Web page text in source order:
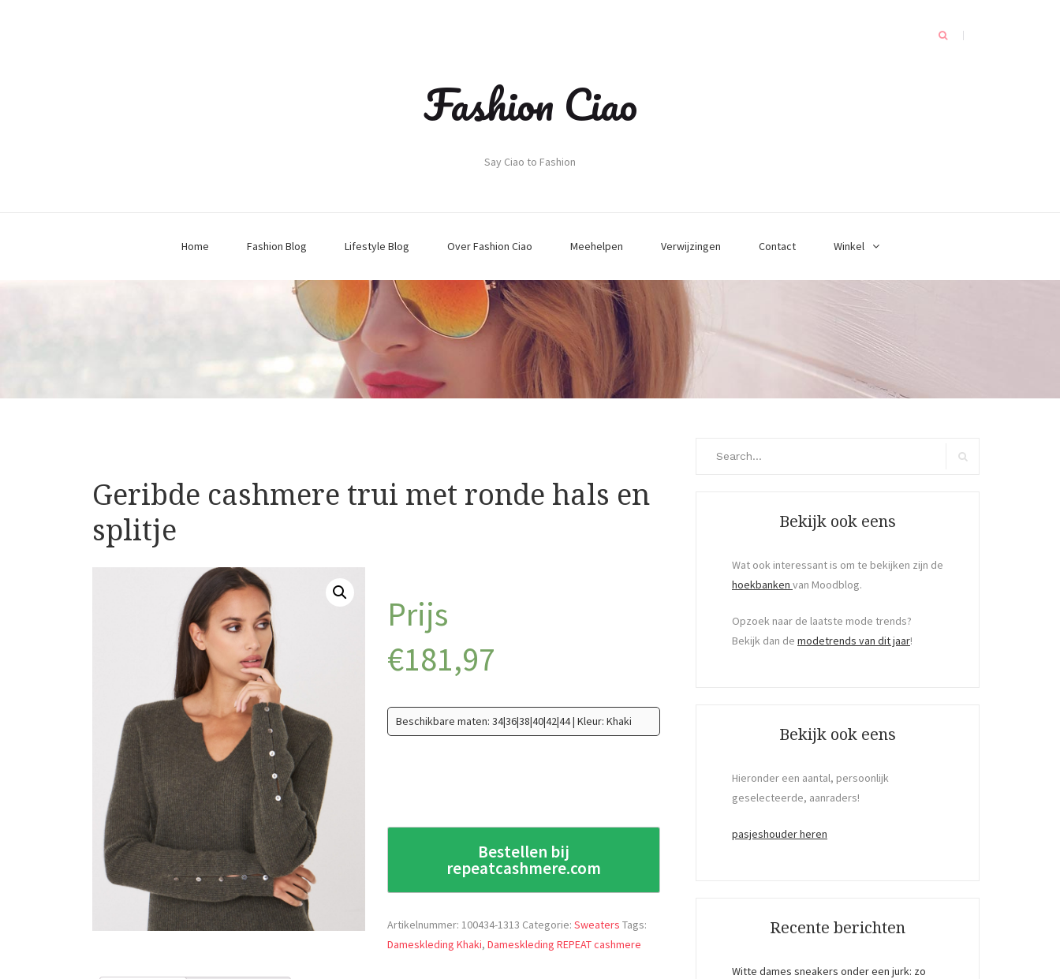
Fashion Ciao
Say Ciao to Fashion
Home Fashion Blog Lifestyle Blog Over Fashion Ciao Meehelpen Verwijzingen Contact Winkel
Geribde cashmere trui met ronde hals en
splitje
€181,97
Beschikbare maten: 34|36|38|40|42|44 | Kleur: Khaki
Bestellen bij
repeatcashmere.com
Artikelnummer:100434-1313 Categorie:Sweaters Tags:
Dameskleding Khaki,Dameskleding REPEAT cashmere
Bekijk ook eens
Wat ook interessant is om te bekijken zijn de
hoekbanken van Moodblog.
Opzoek naar de laatste mode trends?
Bekijk dan de modetrends van dit jaar!
Bekijk ook eens
Hieronder een aantal, persoonlijk
geselecteerde, aanraders!
pasjeshouder heren
Recente berichten
Witte dames sneakers onder een jurk: zo